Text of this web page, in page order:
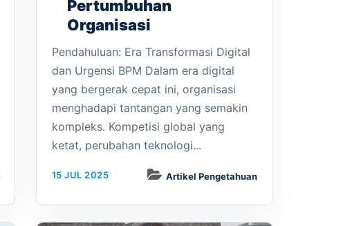
Pertumbuhan
Organisasi
Pendahuluan: Era Transformasi Digital
dan Urgensi BPM Dalam era digital
yang bergerak cepat ini, organisasi
menghadapi tantangan yang semakin
kompleks. Kompetisi global yang
ketat, perubahan teknologi...
15 JUL 2025 Artikel Pengetahuan